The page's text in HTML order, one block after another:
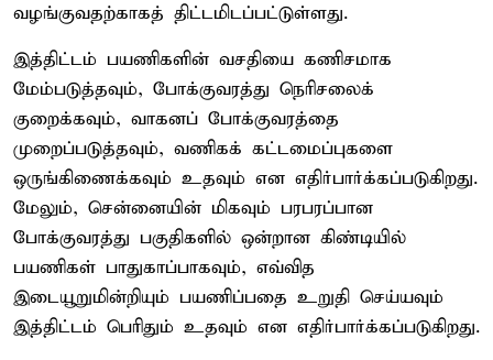
வழங்குவதற்காகத் திட்டமிடப்பட்டுள்ளது.
இத்திட்டம் பயணிகளின் வசதியை கணிசமாக
மேம்படுத்தவும், போக்குவரத்து நெரிசலைக்
குறைக்கவும், வாகனப் போக்குவரத்தை
முறைப்படுத்தவும், வணிகக் கட்டமைப்புகளை
ஒருங்கிணைக்கவும் உதவும் என எதிர்பார்க்கப்படுகிறது.
மேலும், சென்னையின் மிகவும் பரபரப்பான
போக்குவரத்து பகுதிகளில் ஒன்றான கிண்டியில்
பயணிகள் பாதுகாப்பாகவும், எவ்வித
இடையூறுமின்றியும் பயணிப்பதை உறுதி செய்யவும்
இத்திட்டம் பெரிதும் உதவும் என எதிர்பார்க்கப்படுகிறது.